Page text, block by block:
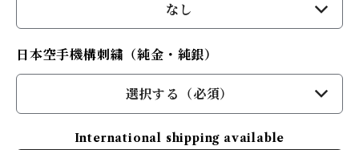
なし
日本空手機構刺繍（純金・純銀）
選択する（必須）
International shipping available